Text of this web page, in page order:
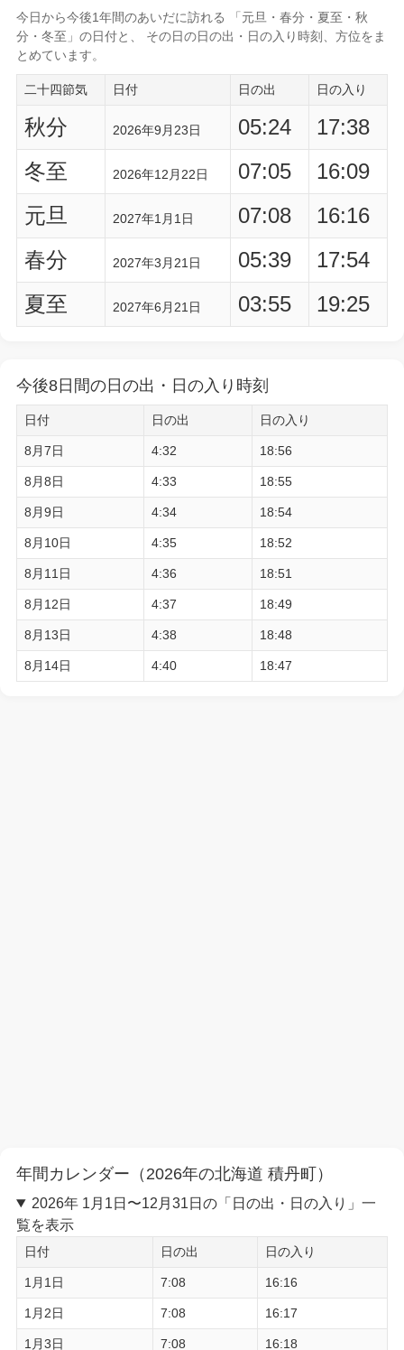
今日から今後1年間のあいだに訪れる 「元旦・春分・夏至・秋
分・冬至」の日付と、 その日の日の出・日の入り時刻
、方位をま
とめています。
二十四節気 日付 日の出 日の入り
秋分 2026年9月23日 05:24
17:38
冬至
2026年12月22日 07:05
16:09
元旦
2027年1月1日 07:08
16:16
春分
2027年3月21日 05:39
17:54
夏至
2027年6月21日 03:55 19:25
今後8日間の日の出・日の入り時刻
日付 日の出 日の入り
8月7日 4:32 18:56
8月8日 4:33 18:55
8月9日 4:34 18:54
8月10日 4:35 18:52
8月11日 4:36 18:51
8月12日 4:37 18:49
8月13日 4:38 18:48
8月14日 4:40 18:47
年間カレンダー（2026年の北海道 積丹町）
2026年 1月1日〜12月31日の「日の出・日の入り」一
覧を表示
日付 日の出 日の入り
1月1日 7:08 16:16
1月2日 7:08 16:17
1月3日 7:08 16:18